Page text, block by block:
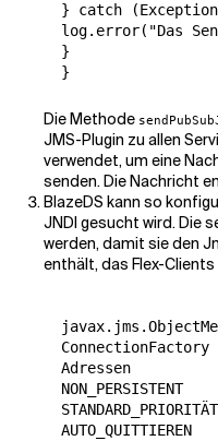
} catch
log.error("Das
  }
  }
Die Methode
JMS-Plugin zu allen
verwendet, um eine
senden. Die Nachricht
BlazeDS kann so
JNDI gesucht wird. Die
werden, damit sie den
enthält, das Flex-
  ConnectionFactory
  Adressen
  NON_PERSISTENT
  STANDARD_PRIORITÄT
  AUTO_QUITTIEREN